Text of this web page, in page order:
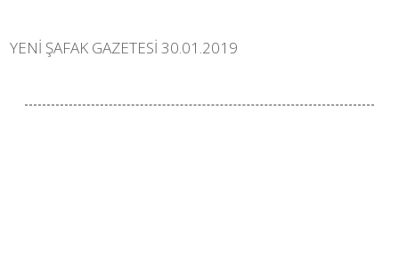
YENİ ŞAFAK GAZETESİ 30.01.2019